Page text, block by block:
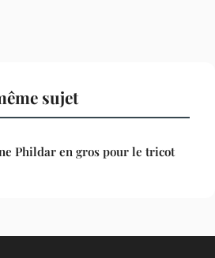
sujet
Phildar en gros pour le tricot